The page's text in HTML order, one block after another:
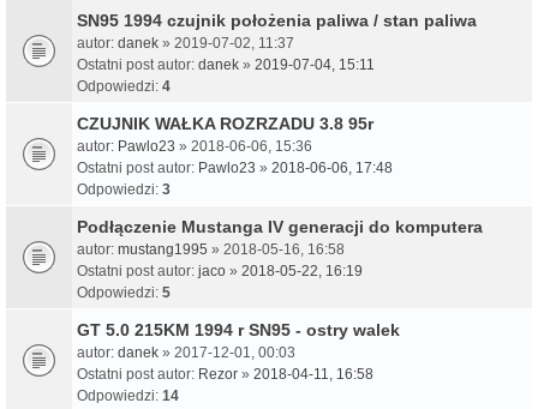
SN95 1994 czujnik położenia paliwa / stan paliwa
autor: danek » 2019-07-02, 11:37
Ostatni post autor: danek » 2019-07-04, 15:11
Odpowiedzi: 4
CZUJNIK WAŁKA ROZRZADU 3.8 95r
autor: Pawlo23 » 2018-06-06, 15:36
Ostatni post autor: Pawlo23 » 2018-06-06, 17:48
Odpowiedzi: 3
Podłączenie Mustanga IV generacji do komputera
autor: mustang1995 » 2018-05-16, 16:58
Ostatni post autor: jaco » 2018-05-22, 16:19
Odpowiedzi: 5
GT 5.0 215KM 1994 r SN95 - ostry walek
autor: danek » 2017-12-01, 00:03
Ostatni post autor: Rezor » 2018-04-11, 16:58
Odpowiedzi: 14